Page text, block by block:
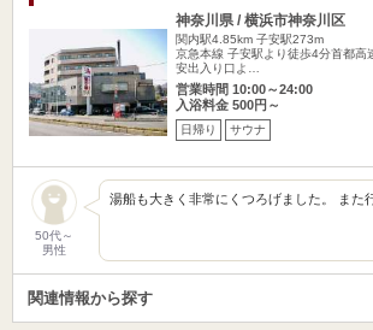
神奈川県 / 横浜市神奈川区
関内駅4.85km 子安駅273m
京急本線 子安駅より徒歩4分首都高
安出入り口よ…
営業時間 10:00～24:00
入浴料金 500円～
日帰り サウナ
50代～
男性
湯船も大きく非常にくつろげました。 また
関連情報から探す